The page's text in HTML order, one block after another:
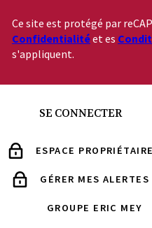
Ce site est protégé par
Confidentialitéet es
s'appliquent.
SE CONNECTER
ESPACE PROPRIÉTAIRE
GÉRER MES ALERTES
GROUPE ERIC MEY